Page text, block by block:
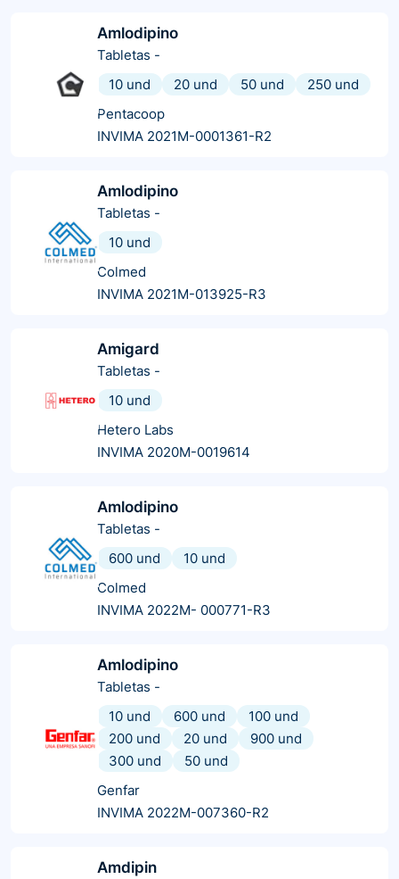
Amlodipino
Tabletas -
10 und
20 und 50 und
250 und
Pentacoop
INVIMA 2021M-0001361-R2
Amlodipino
Tabletas -
10 und
Colmed
INVIMA 2021M-013925-R3
Amigard
Tabletas -
10 und
Hetero Labs
INVIMA 2020M-0019614
Amlodipino
Tabletas -
600 und
10 und
Colmed
INVIMA 2022M- 000771-R3
Amlodipino
Tabletas -
10 und
600 und
100 und
200 und
20 und
900 und
300 und
50 und
Genfar
INVIMA 2022M-007360-R2
Amdipin